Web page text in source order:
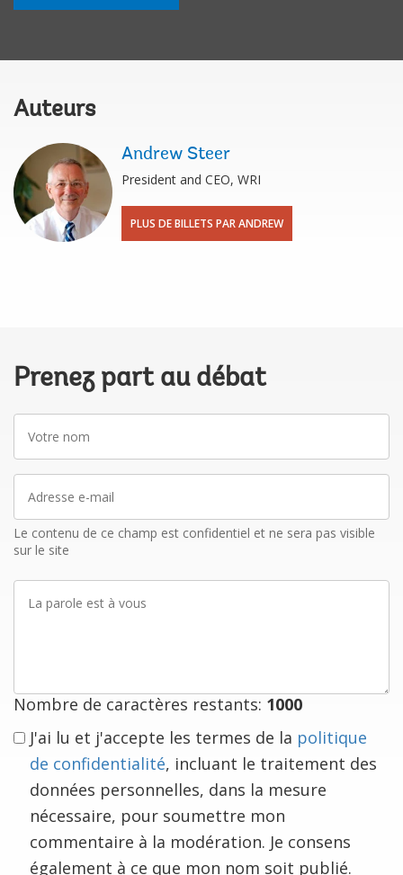
Auteurs
Andrew Steer
President and CEO, WRI
PLUS DE BILLETS PAR ANDREW
Prenez part au débat
nom
mail
Le contenu de ce champ est confidentiel et ne sera pas visible
sur le site
parole
Nombre de caractères restants: 1000
J'ai lu et j'accepte les termes de la politique
de confidentialité, incluant le traitement des
données personnelles, dans la mesure
nécessaire, pour soumettre mon
commentaire à la modération. Je consens
également à ce que mon nom soit publié.